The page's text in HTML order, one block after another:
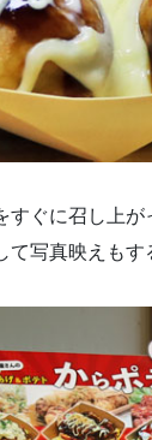
ぐに召し上が
写真映えもす